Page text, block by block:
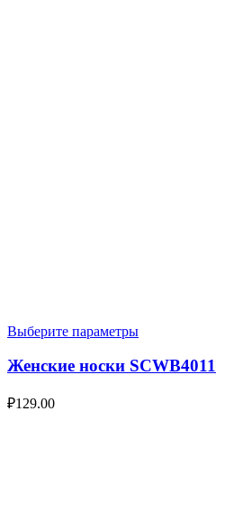
Выберите параметры
Женские носки SCWB4011
₽129.00